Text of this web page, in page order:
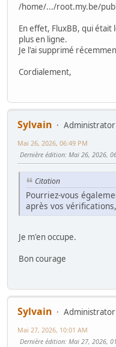
/home/.../root.my.be/
En effet, FluxBB, qui
plus en ligne.
Je l'ai supprimé
Cordialement,
Sylvain
Administrator
Mai 26, 2026, 06:49 PM
Dernière édition: Mai 26, 2026,
Citation
Pourriez-vous
après vos
Je m'en occupe.
Bon courage
Sylvain
Administrator
Mai 27, 2026, 10:01 AM
Dernière édition: Mai 27, 2026,